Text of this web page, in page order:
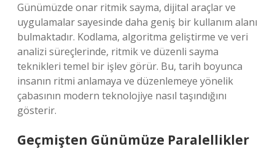
Günümüzde onar ritmik sayma, dijital araçlar ve
uygulamalar sayesinde daha geniş bir kullanım alanı
bulmaktadır. Kodlama, algoritma geliştirme ve veri
analizi süreçlerinde, ritmik ve düzenli sayma
teknikleri temel bir işlev görür. Bu, tarih boyunca
insanın ritmi anlamaya ve düzenlemeye yönelik
çabasının modern teknolojiye nasıl taşındığını
gösterir.
Geçmişten Günümüze Paralellikler